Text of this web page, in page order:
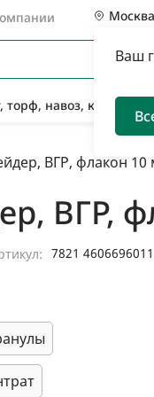
Москва
Ваш
торф, навоз, компост
ВГР, флакон 10
ВГР,
7821